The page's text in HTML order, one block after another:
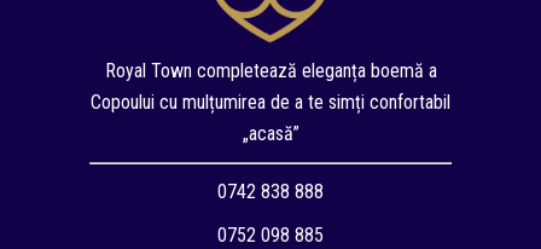
Royal Town completează eleganța boemă a
Copoului cu mulțumirea de a te simți confortabil
„acasă”
0742 838 888
0752 098 885